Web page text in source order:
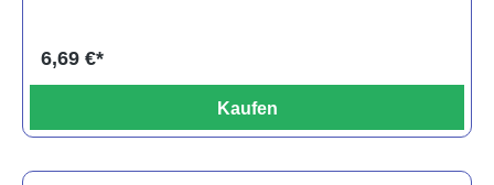
6,69 €*
Kaufen